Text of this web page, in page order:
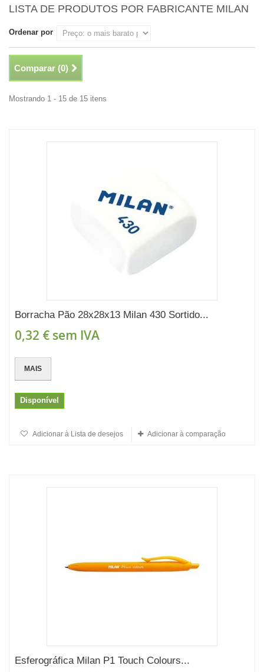
LISTA DE PRODUTOS POR FABRICANTE MILAN
Ordenar por
Comparar (0)
Mostrando 1 - 15 de 15 itens
Borracha Pão 28x28x13 Milan 430 Sortido...
0,32 € sem IVA
MAIS
Disponível
Adicionar à Lista de desejos Adicionar à comparação
Esferográfica Milan P1 Touch Colours...